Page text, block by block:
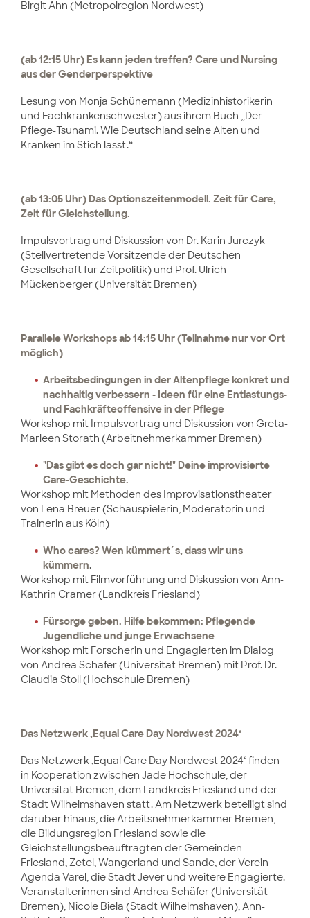
Birgit Ahn (Metropolregion Nordwest)
(ab 12:15 Uhr) Es kann jeden treffen? Care und Nursing
aus der Genderperspektive
Lesung von Monja Schünemann (Medizinhistorikerin
und Fachkrankenschwester) aus ihrem Buch „Der
Pflege-Tsunami. Wie Deutschland seine Alten und
Kranken im Stich lässt.“
(ab 13:05 Uhr) Das Optionszeitenmodell. Zeit für Care,
Zeit für Gleichstellung.
Impulsvortrag und Diskussion von Dr. Karin Jurczyk
(Stellvertretende Vorsitzende der Deutschen
Gesellschaft für Zeitpolitik) und Prof. Ulrich
Mückenberger (Universität Bremen)
Parallele Workshops ab 14:15 Uhr (Teilnahme nur vor Ort
möglich)
Arbeitsbedingungen in der Altenpflege konkret und
nachhaltig verbessern - Ideen für eine Entlastungs-
und Fachkräfteoffensive in der Pflege
Workshop mit Impulsvortrag und Diskussion von Greta-
Marleen Storath (Arbeitnehmerkammer Bremen)
"Das gibt es doch gar nicht!" Deine improvisierte
Care-Geschichte.
Workshop mit Methoden des Improvisationstheater
von Lena Breuer (Schauspielerin, Moderatorin und
Trainerin aus Köln)
Who cares? Wen kümmert´s, dass wir uns
kümmern.
Workshop mit Filmvorführung und Diskussion von Ann-
Kathrin Cramer (Landkreis Friesland)
Fürsorge geben. Hilfe bekommen: Pflegende
Jugendliche und junge Erwachsene
Workshop mit Forscherin und Engagierten im Dialog
von Andrea Schäfer (Universität Bremen) mit Prof. Dr.
Claudia Stoll (Hochschule Bremen)
Das Netzwerk ‚Equal Care Day Nordwest 2024‘
Das Netzwerk ‚Equal Care Day Nordwest 2024‘ finden
in Kooperation zwischen Jade Hochschule, der
Universität Bremen, dem Landkreis Friesland und der
Stadt Wilhelmshaven statt. Am Netzwerk beteiligt sind
darüber hinaus, die Arbeitsnehmerkammer Bremen,
die Bildungsregion Friesland sowie die
Gleichstellungsbeauftragten der Gemeinden
Friesland, Zetel, Wangerland und Sande, der Verein
Agenda Varel, die Stadt Jever und weitere Engagierte.
Veranstalterinnen sind Andrea Schäfer (Universität
Bremen), Nicole Biela (Stadt Wilhelmshaven), Ann-